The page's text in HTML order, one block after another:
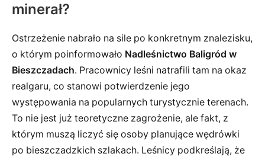
minerał?
Ostrzeżenie nabrało na sile po konkretnym znalezisku,
o którym poinformowało Nadleśnictwo Baligród w
Bieszczadach. Pracownicy leśni natrafili tam na okaz
realgaru, co stanowi potwierdzenie jego
występowania na popularnych turystycznie terenach.
To nie jest już teoretyczne zagrożenie, ale fakt, z
którym muszą liczyć się osoby planujące wędrówki
po bieszczadzkich szlakach. Leśnicy podkreślają, że